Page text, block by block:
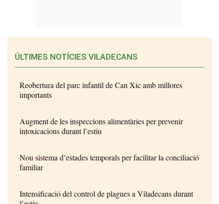
ÚLTIMES NOTÍCIES VILADECANS
Reobertura del parc infantil de Can Xic amb millores
importants
Augment de les inspeccions alimentàries per prevenir
intoxicacions durant l’estiu
Nou sistema d’estades temporals per facilitar la conciliació
familiar
Intensificació del control de plagues a Viladecans durant